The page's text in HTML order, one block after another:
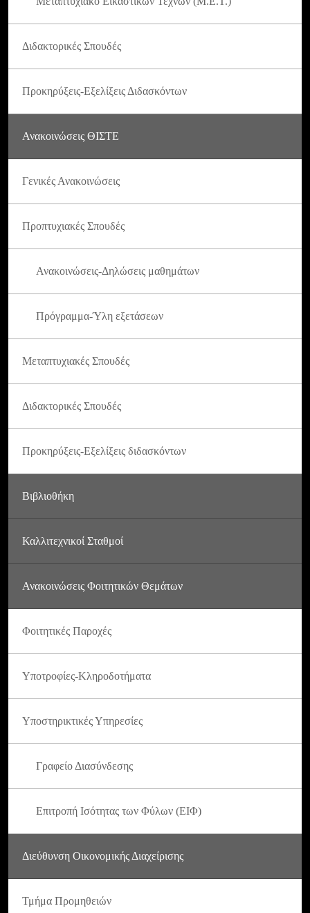
Διδακτορικές Σπουδές
Προκηρύξεις-Εξελίξεις Διδασκόντων
Ανακοινώσεις ΘΙΣΤΕ
Γενικές Ανακοινώσεις
Προπτυχιακές Σπουδές
Ανακοινώσεις-Δηλώσεις μαθημάτων
Πρόγραμμα-Ύλη εξετάσεων
Μεταπτυχιακές Σπουδές
Διδακτορικές Σπουδές
Προκηρύξεις-Εξελίξεις διδασκόντων
Βιβλιοθήκη
Καλλιτεχνικοί Σταθμοί
Ανακοινώσεις Φοιτητικών Θεμάτων
Φοιτητικές Παροχές
Υποτροφίες-Κληροδοτήματα
Υποστηρικτικές Υπηρεσίες
Γραφείο Διασύνδεσης
Επιτροπή Ισότητας των Φύλων (ΕΙΦ)
Διεύθυνση Οικονομικής Διαχείρισης
Τμήμα Προμηθειών